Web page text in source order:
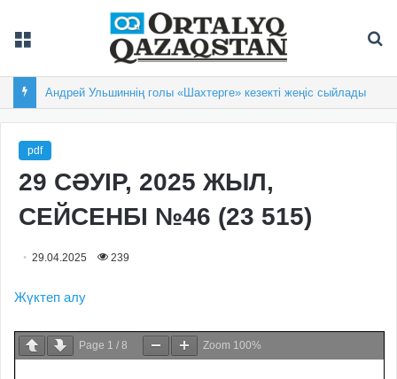
Андрей Ульшиннің голы «Шахтерге» кезекті жеңіс сыйлады
pdf
29 СӘУІР, 2025 ЖЫЛ,
СЕЙСЕНБІ №46 (23 515)
29.04.2025 239
Жүктеп алу
Page 1 / 8 Zoom 100%